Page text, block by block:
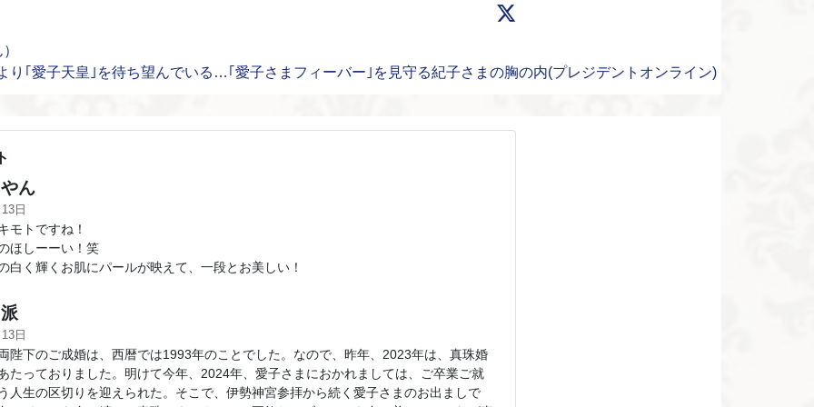
り｢愛子天皇｣を待ち望んでいる…｢愛子さまフィーバー｣を見守る紀子さまの胸の内(プレジデントオンライン)
ん
日
モトですね！
ほしーーい！笑
白く輝くお肌にパールが映えて、一段とお美しい！
日
陛下のご成婚は、西暦では1993年のことでした。なので、昨年、2023年は、真珠婚
たっておりました。明けて今年、2024年、愛子さまにおかれましては、ご卒業ご就
人生の区切りを迎えられた。そこで、伊勢神宮参拝から続く愛子さまのお出ましで